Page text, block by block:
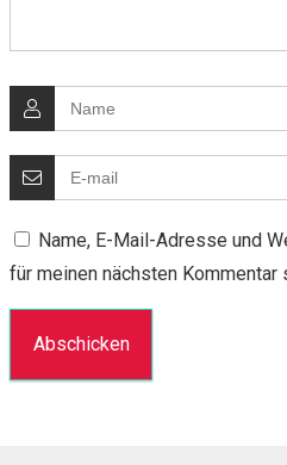
Name, E-Mail-Adresse und
für meinen nächsten Kommentar